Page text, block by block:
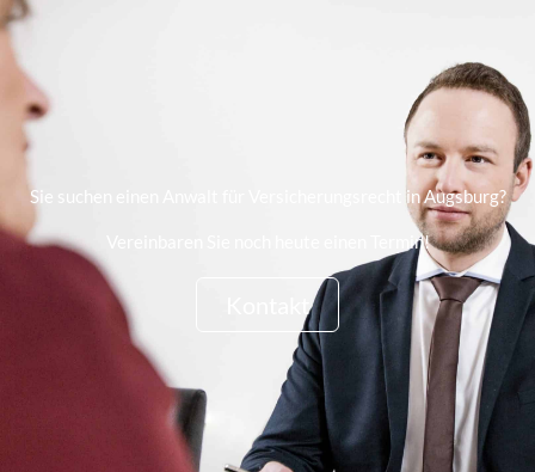
Sie suchen einen Anwalt für Versicherungsrecht in Augsburg?
Vereinbaren Sie noch heute einen Termin!
Kontakt